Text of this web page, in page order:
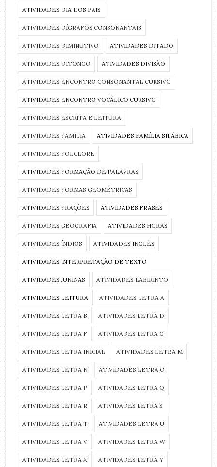
ATIVIDADES DIA DOS PAIS
ATIVIDADES DÍGRAFOS CONSONANTAIS
ATIVIDADES DIMINUTIVO ATIVIDADES DITADO
ATIVIDADES DITONGO ATIVIDADES DIVISÃO
ATIVIDADES ENCONTRO CONSONANTAL CURSIVO
ATIVIDADES ENCONTRO VOCÁLICO CURSIVO
ATIVIDADES ESCRITA E LEITURA
ATIVIDADES FAMÍLIA ATIVIDADES FAMÍLIA SILÁBICA
ATIVIDADES FOLCLORE
ATIVIDADES FORMAÇÃO DE PALAVRAS
ATIVIDADES FORMAS GEOMÉTRICAS
ATIVIDADES FRAÇÕES ATIVIDADES FRASES
ATIVIDADES GEOGRAFIA ATIVIDADES HORAS
ATIVIDADES ÍNDIOS ATIVIDADES INGLÊS
ATIVIDADES INTERPRETAÇÃO DE TEXTO
ATIVIDADES JUNINAS ATIVIDADES LABIRINTO
ATIVIDADES LEITURA ATIVIDADES LETRA A
ATIVIDADES LETRA B ATIVIDADES LETRA D
ATIVIDADES LETRA F ATIVIDADES LETRA G
ATIVIDADES LETRA INICIAL ATIVIDADES LETRA M
ATIVIDADES LETRA N ATIVIDADES LETRA O
ATIVIDADES LETRA P ATIVIDADES LETRA Q
ATIVIDADES LETRA R ATIVIDADES LETRA S
ATIVIDADES LETRA T ATIVIDADES LETRA U
ATIVIDADES LETRA V ATIVIDADES LETRA W
ATIVIDADES LETRA X ATIVIDADES LETRA Y